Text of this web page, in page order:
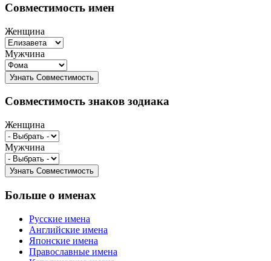
Совместимость имен
Женщина
Мужчина
Совместимость знаков зодиака
Женщина
Мужчина
Больше о именах
Русские имена
Английские имена
Японские имена
Православные имена